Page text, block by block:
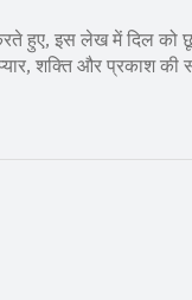
हुए, इस लेख में दिल को
प्यार, शक्ति और प्रकाश